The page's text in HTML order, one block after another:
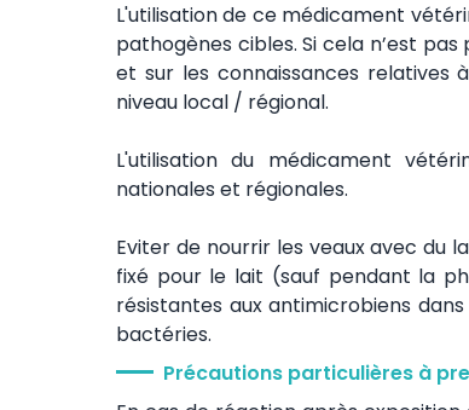
L'utilisation de ce médicament
pathogènes cibles. Si cela n’est
et sur les connaissances relatives
niveau local / régional.
L'utilisation du médicament
nationales et régionales.
Eviter de nourrir les veaux avec du
fixé pour le lait (sauf pendant la
résistantes aux antimicrobiens
bactéries.
Précautions particulières à